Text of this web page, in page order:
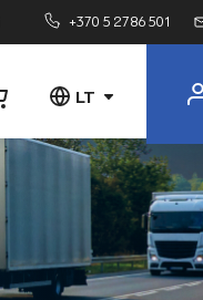
+370 5 2786 501
LT